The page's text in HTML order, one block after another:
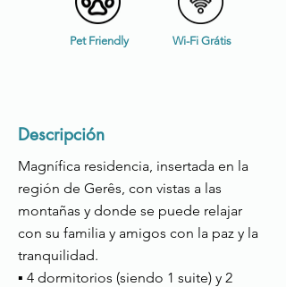
Pet Friendly Wi-Fi Grátis
Descripción
Magnífica residencia, insertada en la
región de Gerês, con vistas a las
montañas y donde se puede relajar
con su familia y amigos con la paz y la
tranquilidad.
▪ 4 dormitorios (siendo 1 suite) y 2